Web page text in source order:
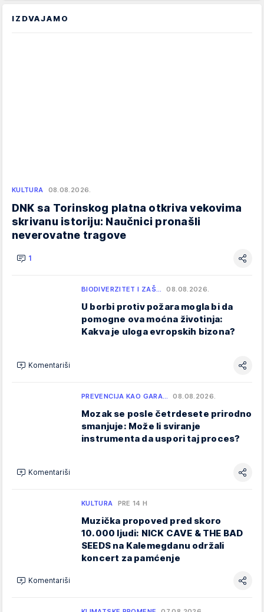
IZDVAJAMO
KULTURA 08.08.2026.
DNK sa Torinskog platna otkriva vekovima
skrivanu istoriju: Naučnici pronašli
neverovatne tragove
1
BIODIVERZITET I ZAŠ… 08.08.2026.
U borbi protiv požara mogla bi da
pomogne ova moćna životinja:
Kakva je uloga evropskih bizona?
Komentariši
PREVENCIJA KAO GARA… 08.08.2026.
Mozak se posle četrdesete prirodno
smanjuje: Može li sviranje
instrumenta da uspori taj proces?
Komentariši
KULTURA PRE 14 H
Muzička propoved pred skoro
10.000 ljudi: NICK CAVE & THE BAD
SEEDS na Kalemegdanu održali
koncert za pamćenje
Komentariši